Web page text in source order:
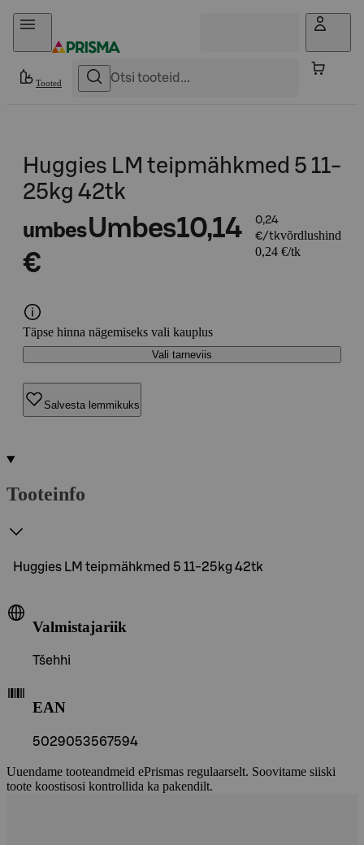
Otse sisu juurde
Tooted
Huggies LM teipmähkmed 5 11-
25kg 42tk
umbesUmbes10,14
€
0,24
€/tkvõrdlushind
0,24 €/tk
Täpse hinna nägemiseks vali kauplus
Vali tarneviis
Salvesta lemmikuks
Tooteinfo
Huggies LM teipmähkmed 5 11-25kg 42tk
Valmistajariik
Tšehhi
EAN
5029053567594
Uuendame tooteandmeid ePrismas regulaarselt. Soovitame siiski
toote koostisosi kontrollida ka pakendilt.